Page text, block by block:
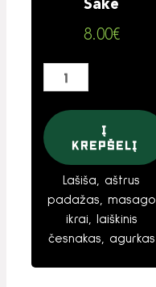
8.00€
Į
krepšelį
Lašiša, aštrus
padažas, masago
ikrai, laiškinis
česnakas, agurkas